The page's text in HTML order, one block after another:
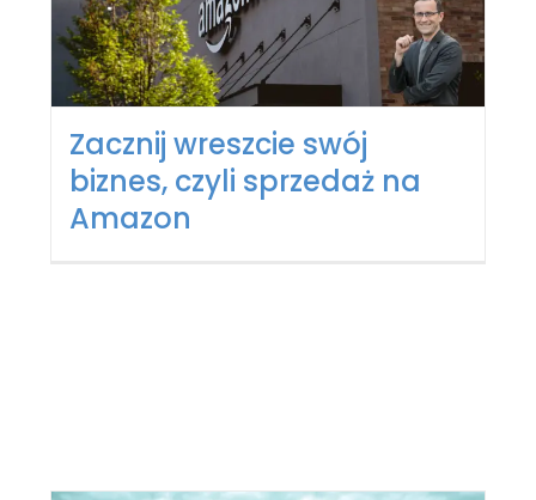
Zacznij wreszcie swój
biznes, czyli sprzedaż na
Amazon